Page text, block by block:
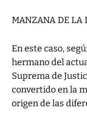
MANZANA DE LA
En este caso,
hermano del
Suprema de
convertido en la
origen de las